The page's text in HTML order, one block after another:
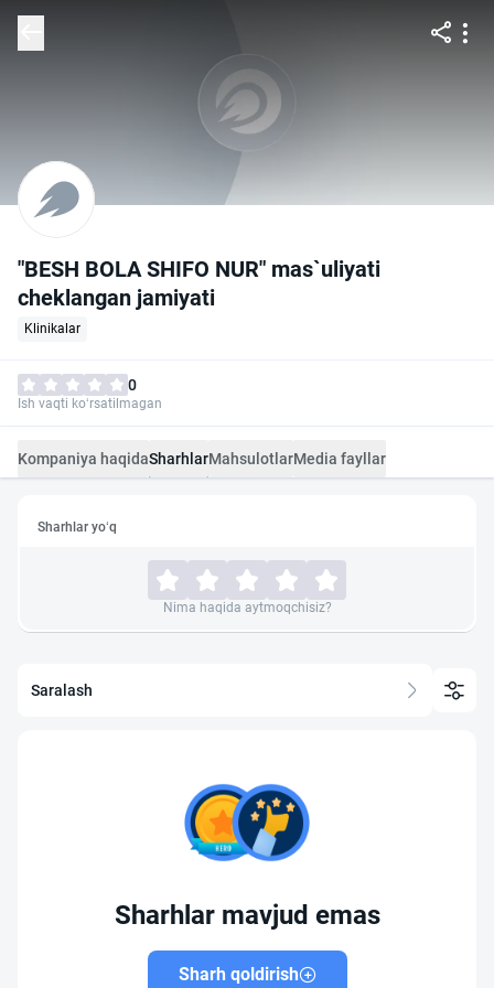
"BESH BOLA SHIFO NUR" mas`uliyati
cheklangan jamiyati
Klinikalar
0
Ish vaqti ko‘rsatilmagan
Kompaniya haqidaSharhlarMahsulotlarMedia fayllar
Sharhlar yo‘q
Nima haqida aytmoqchisiz?
Saralash
Sharhlar mavjud emas
Sharh qoldirish